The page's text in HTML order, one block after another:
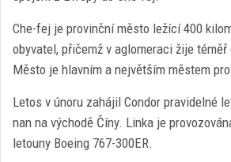
Che-fej je provinční město ležící 400
obyvatel, přičemž v aglomeraci žije
Město je hlavním a největším městem
Letos v únoru zahájil Condor pravidelné
nan na východě Číny. Linka je
letouny Boeing 767-300ER.